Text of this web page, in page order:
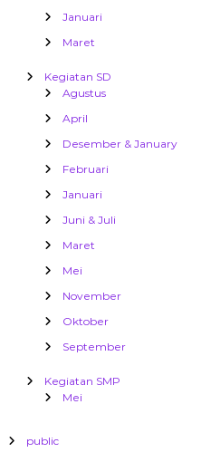
Januari
Maret
Kegiatan SD
Agustus
April
Desember & January
Februari
Januari
Juni & Juli
Maret
Mei
November
Oktober
September
Kegiatan SMP
Mei
public